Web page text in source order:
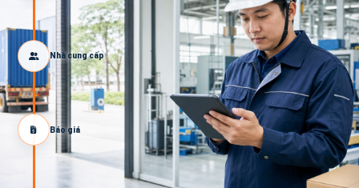
Nhà cung cấp
Báo giá